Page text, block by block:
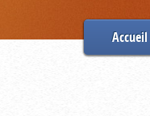
Accueil